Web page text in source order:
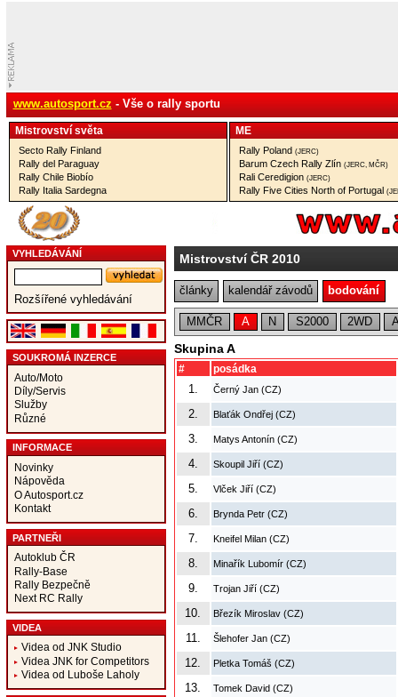
www.autosport.cz - Vše o rally sportu
Mistrovství­ světa
Secto Rally Finland
Rally del Paraguay
Rally Chile Biobío
Rally Italia Sardegna
ME
Rally Poland (JERC)
Barum Czech Rally Zlín (JERC, MČR)
Rali Ceredigion (JERC)
Rally Five Cities North of Portugal
VYHLEDÁVÁNÍ
Rozšířené vyhledávání
SOUKROMÁ INZERCE
Auto/Moto
Díly/Servis
Služby
Různé
INFORMACE
Novinky
Nápověda
O Autosport.cz
Kontakt
PARTNEŘI
Autoklub ČR
Rally-Base
Rally Bezpečně
Next RC Rally
VIDEA
Videa od JNK Studio
Videa JNK for Competitors
Videa od Luboše Laholy
Mistrovství ČR 2010
články kalendář závodů bodování
MMČR A N S2000 2WD
Skupina A
# posádka
1. Černý Jan (CZ)
2. Blaťák Ondřej (CZ)
3. Matys Antonín (CZ)
4. Skoupil Jiří (CZ)
5. Vlček Jiří (CZ)
6. Brynda Petr (CZ)
7. Kneifel Milan (CZ)
8. Minařík Lubomír (CZ)
9. Trojan Jiří (CZ)
10. Březík Miroslav (CZ)
11. Šlehofer Jan (CZ)
12. Pletka Tomáš (CZ)
13. Tomek David (CZ)